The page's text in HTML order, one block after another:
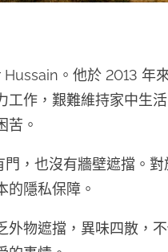
。他於 2013 年
作，艱難維持家中生
苦。
，也沒有牆壁遮擋。對
的隱私保障。
物遮擋，異味四散，